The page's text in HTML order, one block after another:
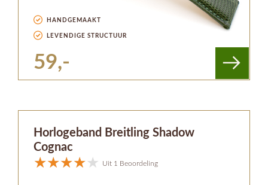
HANDGEMAAKT
LEVENDIGE STRUCTUUR
59,-
Horlogeband Breitling Shadow
Cognac
Uit 1 Beoordeling